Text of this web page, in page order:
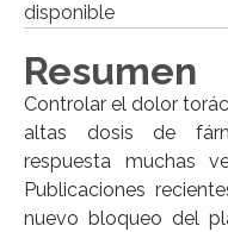
disponible
Resumen
Controlar el dolor
altas dosis de
respuesta muchas
Publicaciones
nuevo bloqueo del